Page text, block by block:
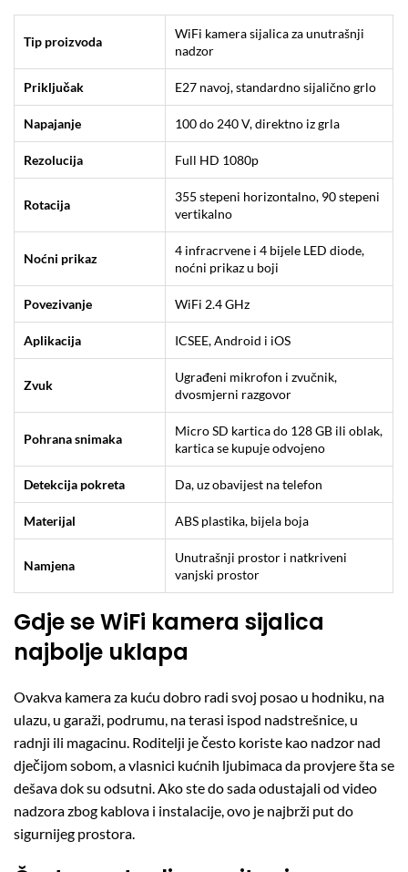
Tip proizvoda
WiFi kamera sijalica za unutrašnji
nadzor
Priključak E27 navoj, standardno sijalično grlo
Napajanje 100 do 240 V, direktno iz grla
Rezolucija Full HD 1080p
Rotacija
355 stepeni horizontalno, 90 stepeni
vertikalno
Noćni prikaz
4 infracrvene i 4 bijele LED diode,
noćni prikaz u boji
Povezivanje WiFi 2.4 GHz
Aplikacija ICSEE, Android i iOS
Zvuk
Ugrađeni mikrofon i zvučnik,
dvosmjerni razgovor
Pohrana snimaka
Micro SD kartica do 128 GB ili oblak,
kartica se kupuje odvojeno
Detekcija pokreta Da, uz obavijest na telefon
Materijal ABS plastika, bijela boja
Namjena
Unutrašnji prostor i natkriveni
vanjski prostor
Gdje se WiFi kamera sijalica
najbolje uklapa
Ovakva kamera za kuću dobro radi svoj posao u hodniku, na
ulazu, u garaži, podrumu, na terasi ispod nadstrešnice, u
radnji ili magacinu. Roditelji je često koriste kao nadzor nad
dječijom sobom, a vlasnici kućnih ljubimaca da provjere šta se
dešava dok su odsutni. Ako ste do sada odustajali od video
nadzora zbog kablova i instalacije, ovo je najbrži put do
sigurnijeg prostora.